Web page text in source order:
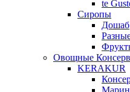
te
Сиропы
Дошаб
Овощные
KERAKUR